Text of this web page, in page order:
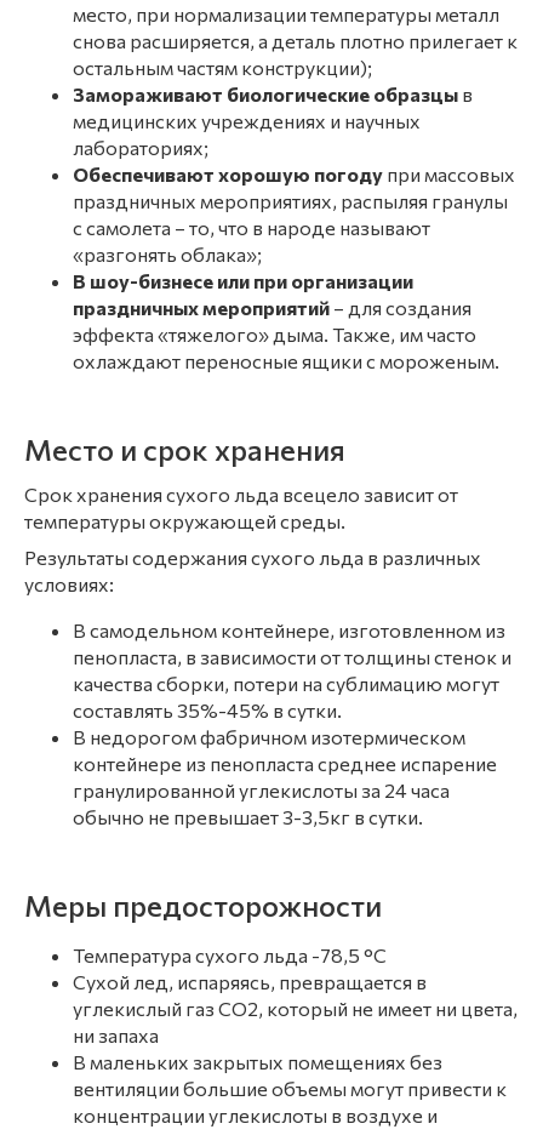
место, при нормализации температуры металл
снова расширяется, а деталь плотно прилегает к
остальным частям конструкции);
Замораживают биологические образцы в
медицинских учреждениях и научных
лабораториях;
Обеспечивают хорошую погоду при массовых
праздничных мероприятиях, распыляя гранулы
с самолета – то, что в народе называют
«разгонять облака»;
В шоу-бизнесе или при организации
праздничных мероприятий – для создания
эффекта «тяжелого» дыма. Также, им часто
охлаждают переносные ящики с мороженым.
Место и срок хранения
Срок хранения сухого льда всецело зависит от
температуры окружающей среды.
Результаты содержания сухого льда в различных
условиях:
В самодельном контейнере, изготовленном из
пенопласта, в зависимости от толщины стенок и
качества сборки, потери на сублимацию могут
составлять 35%-45% в сутки.
В недорогом фабричном изотермическом
контейнере из пенопласта среднее испарение
гранулированной углекислоты за 24 часа
обычно не превышает 3-3,5кг в сутки.
Меры предосторожности
Температура сухого льда -78,5 °C
Сухой лед, испаряясь, превращается в
углекислый газ CO2, который не имеет ни цвета,
ни запаха
В маленьких закрытых помещениях без
вентиляции большие объемы могут привести к
концентрации углекислоты в воздухе и